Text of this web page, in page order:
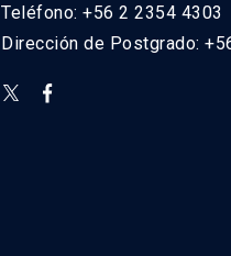
Teléfono: +56 2 2354 4303
Dirección de Postgrado: